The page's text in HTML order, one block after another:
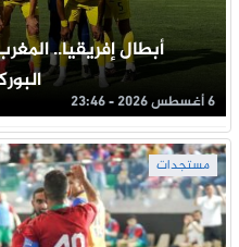
أبطال إفريقيا..
6 أغسطس 2026 - 23:46
مستجدات